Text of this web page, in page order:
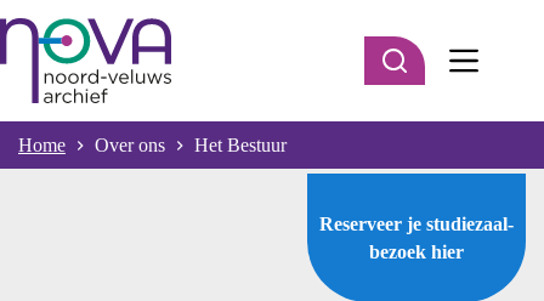
naar
inhoud
Home Over ons Het Bestuur
Reserveer je studiezaal-
bezoek hier